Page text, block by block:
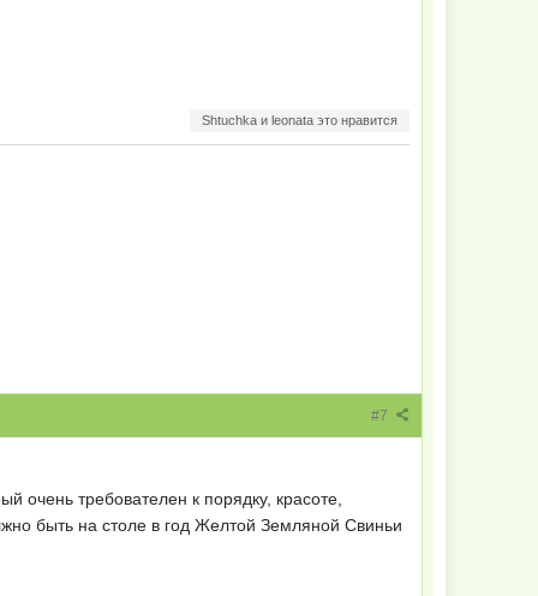
Shtuchka и leonata это нравится
#7
очень требователен к порядку, красоте,
быть на столе в год Желтой Земляной Свиньи